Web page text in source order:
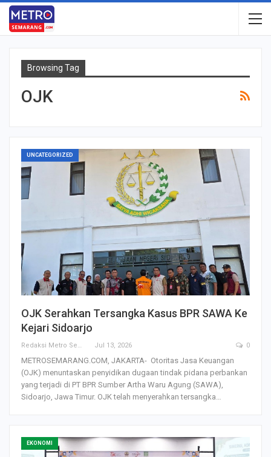
Browsing Tag
OJK
UNCATEGORIZED
OJK Serahkan Tersangka Kasus BPR SAWA Ke
Kejari Sidoarjo
Redaksi Metro Semarang Jul 13, 2026 0
METROSEMARANG.COM, JAKARTA- Otoritas Jasa Keuangan
(OJK) menuntaskan penyidikan dugaan tindak pidana perbankan
yang terjadi di PT BPR Sumber Artha Waru Agung (SAWA),
Sidoarjo, Jawa Timur. OJK telah menyerahkan tersangka…
EKONOMI